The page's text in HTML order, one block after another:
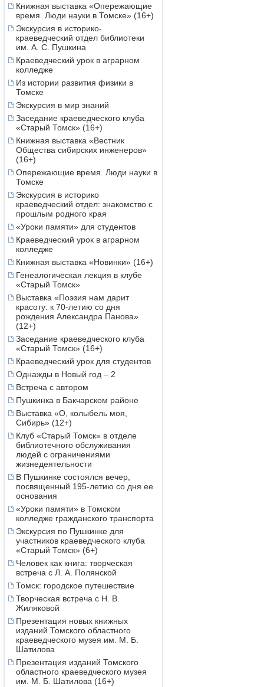
Книжная выставка «Опережающие
время. Люди науки в Томске» (16+)
Экскурсия в историко-
краеведческий отдел библиотеки
им. А. С. Пушкина
Краеведческий урок в аграрном
колледже
Из истории развития физики в
Томске
Экскурсия в мир знаний
Заседание краеведческого клуба
«Старый Томск» (16+)
Книжная выставка «Вестник
Общества сибирских инженеров»
(16+)
Опережающие время. Люди науки в
Томске
Экскурсия в историко
краеведческий отдел: знакомство с
прошлым родного края
«Уроки памяти» для студентов
Краеведческий урок в аграрном
колледже
Книжная выставка «Новинки» (16+)
Генеалогическая лекция в клубе
«Старый Томск»
Выставка «Поэзия нам дарит
красоту: к 70-летию со дня
рождения Александра Панова»
(12+)
Заседание краеведческого клуба
«Старый Томск» (16+)
Краеведческий урок для студентов
Однажды в Новый год – 2
Встреча с автором
Пушкинка в Бакчарском районе
Выставка «О, колыбель моя,
Сибирь» (12+)
Клуб «Старый Томск» в отделе
библиотечного обслуживания
людей с ограничениями
жизнедеятельности
В Пушкинке состоялся вечер,
посвященный 195-летию со дня ее
основания
«Уроки памяти» в Томском
колледже гражданского транспорта
Экскурсия по Пушкинке для
участников краеведческого клуба
«Старый Томск» (6+)
Человек как книга: творческая
встреча с Л. А. Полянской
Томск: городское путешествие
Творческая встреча с Н. В.
Жиляковой
Презентация новых книжных
изданий Томского областного
краеведческого музея им. М. Б.
Шатилова
Презентация изданий Томского
областного краеведческого музея
им. М. Б. Шатилова (16+)